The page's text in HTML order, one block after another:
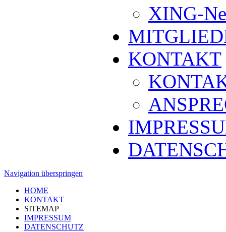
XING-
KONTAKT
Navigation überspringen
HOME
KONTAKT
SITEMAP
IMPRESSUM
DATENSCHUTZ